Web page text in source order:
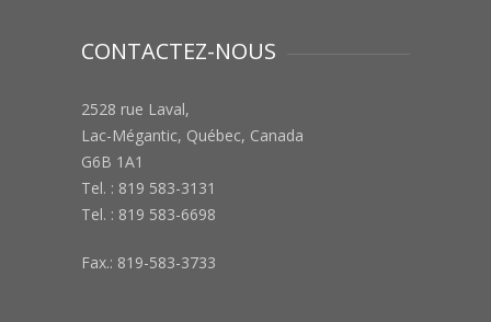
CONTACTEZ-NOUS
2528 rue Laval,
Lac-Mégantic, Québec, Canada
G6B 1A1
Tel. : 819 583-3131
Tel. : 819 583-6698
Fax.: 819-583-3733